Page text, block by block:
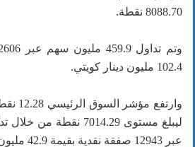
8088.70 نقطة.
102.4 مليون دينار كويتي.
عبر 12943 صفقة نقدية بقيمة 42.9 مليون دينار.